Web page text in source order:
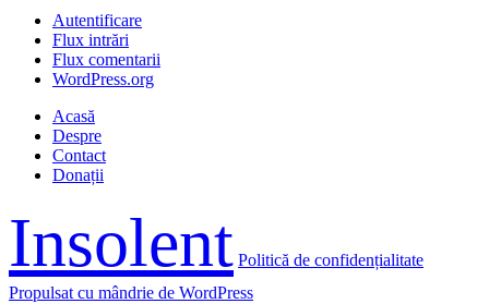
Autentificare
Flux intrări
Flux comentarii
WordPress.org
Acasă
Despre
Contact
Donații
Insolent Politică de confidențialitate
Propulsat cu mândrie de WordPress